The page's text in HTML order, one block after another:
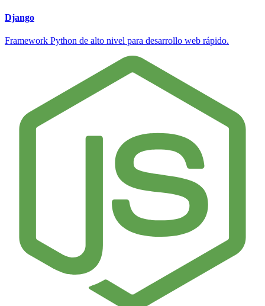
Django
Framework Python de alto nivel para desarrollo web rápido.